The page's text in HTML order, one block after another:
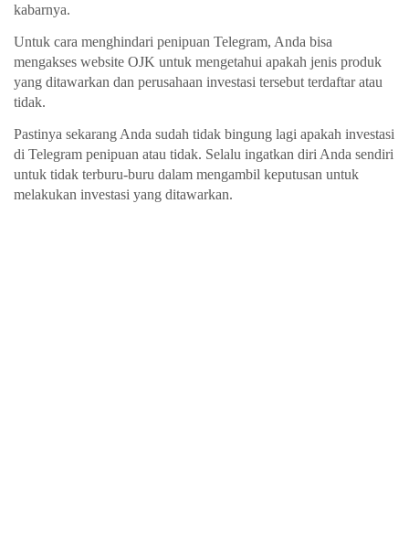
kabarnya.
Untuk cara menghindari penipuan Telegram, Anda bisa
mengakses website OJK untuk mengetahui apakah jenis produk
yang ditawarkan dan perusahaan investasi tersebut terdaftar atau
tidak.
Pastinya sekarang Anda sudah tidak bingung lagi apakah investasi
di Telegram penipuan atau tidak. Selalu ingatkan diri Anda sendiri
untuk tidak terburu-buru dalam mengambil keputusan untuk
melakukan investasi yang ditawarkan.